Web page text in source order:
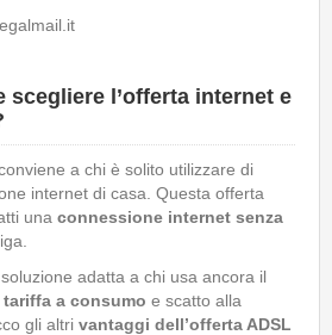
scegliere l’offerta internet e
a chi è solito utilizzare di
internet di casa. Questa offerta
una connessione internet senza
adatta a chi usa ancora il
tariffa a consumo e scatto alla
gli altri vantaggi dell’offerta ADSL